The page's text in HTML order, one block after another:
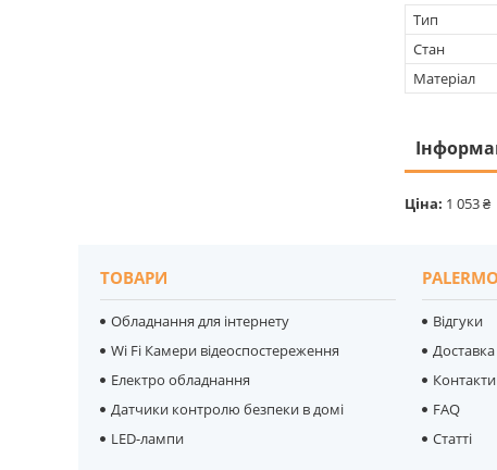
Тип
Стан
Матеріал
Ціна: 1 053 ₴
ТОВАРИ
Обладнання для інтернету
Wi Fi Камери відеоспостереження
Електро обладнання
Датчики контролю безпеки в домі
LED-лампи
Відгуки
Доставка
Контакти
FAQ
Статті